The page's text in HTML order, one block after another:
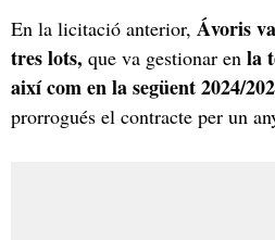
En la licitació anterior, Ávoris
tres lots, que va gestionar en la
així com en la següent 2024/
prorrogués el contracte per un